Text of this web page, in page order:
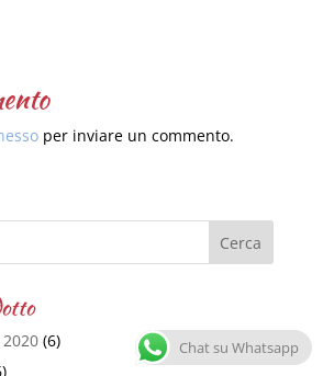
per inviare un commento.
(6)
Chat su Whatsapp